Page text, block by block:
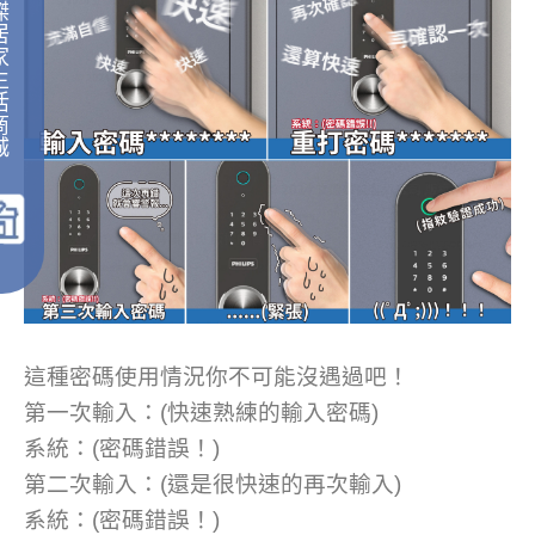
這種密碼使用情況你不可能沒遇過吧！
第一次輸入：(快速熟練的輸入密碼)
系統：(密碼錯誤！)
第二次輸入：(還是很快速的再次輸入)
系統：(密碼錯誤！)